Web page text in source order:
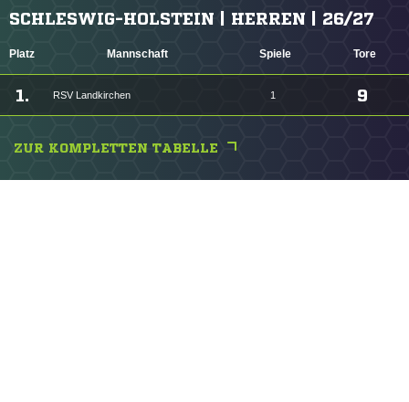
SCHLESWIG-HOLSTEIN | HERREN | 26/27
Platz Mannschaft Spiele Tore
1. RSV Landkirchen 1 9
ZUR KOMPLETTEN TABELLE